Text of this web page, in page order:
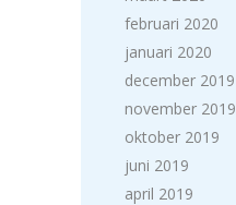
februari 2020
januari 2020
december 2019
november 2019
oktober 2019
juni 2019
april 2019